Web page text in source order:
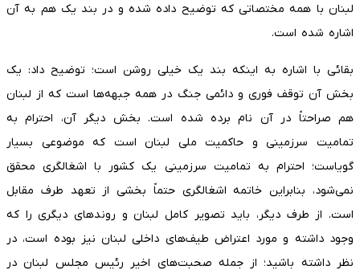
لبنان با همه مختصاتی که توضیح داده شده و در بند یک هم به آن
اشاره شده است.
بقائی با اشاره به اینکه بند یک خیلی روشن است؛ توضیح داد: یک
بخش آن توقف فوری و دائمی جنگ در همه جبهه‌ها است که از لبنان
هم صراحتاً در آن نام برده شده است. بخش دیگر آن، احترام به
تمامیت سرزمینی و حاکمیت ملی لبنان است که موضوعی بسیار
گویاست؛ احترام به تمامیت سرزمینی یک کشور با اشغالگری محقق
نمی‌شود، بنابراین خاتمه اشغالگری حتماً بخشی از تعهد طرف مقابل
است. از طرف دیگر، باید تصویر کامل لبنان و روندهای دیگری را که
وجود داشته و مورد اعتراض طیف‌های داخلی لبنان نیز بوده است، در
نظر داشته باشید؛ از جمله صحبت‌های اخیر رئیس مجلس لبنان در